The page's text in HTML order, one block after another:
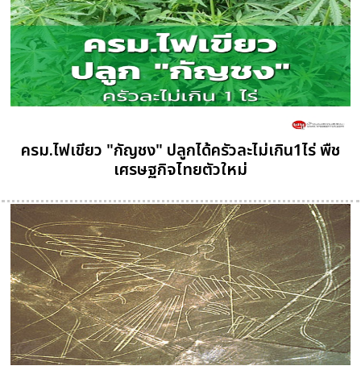
ครม.ไฟเขียว "กัญชง" ปลูกได้ครัวละไม่เกิน1ไร่ พืช
เศรษฐกิจไทยตัวใหม่